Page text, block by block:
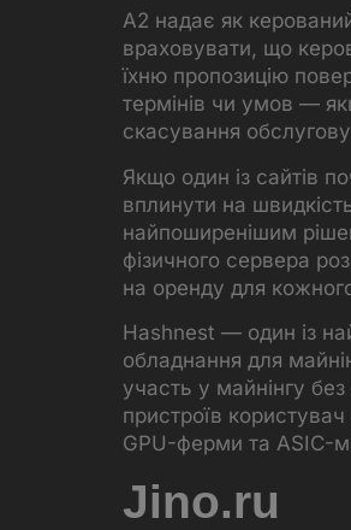
A2 надає як
враховувати, що
їхню пропозицію
термінів чи умов —
скасування
Якщо один із сайтів
вплинути на
найпоширенішим
фізичного сервера
на оренду для
Hashnest — один із
обладнання для
участь у майнінгу
пристроїв
GPU-ферми та ASIC-
Jino.ru